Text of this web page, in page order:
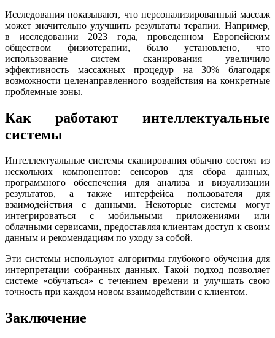
Исследования показывают, что персонализированный массаж
может значительно улучшить результаты терапии. Например,
в исследовании 2023 года, проведенном Европейским
обществом физиотерапии, было установлено, что
использование систем сканирования увеличило
эффективность массажных процедур на 30% благодаря
возможности целенаправленного воздействия на конкретные
проблемные зоны.
Как работают интеллектуальные
системы
Интеллектуальные системы сканирования обычно состоят из
нескольких компонентов: сенсоров для сбора данных,
программного обеспечения для анализа и визуализации
результатов, а также интерфейса пользователя для
взаимодействия с данными. Некоторые системы могут
интегрироваться с мобильными приложениями или
облачными сервисами, предоставляя клиентам доступ к своим
данным и рекомендациям по уходу за собой.
Эти системы используют алгоритмы глубокого обучения для
интерпретации собранных данных. Такой подход позволяет
системе «обучаться» с течением времени и улучшать свою
точность при каждом новом взаимодействии с клиентом.
Заключение